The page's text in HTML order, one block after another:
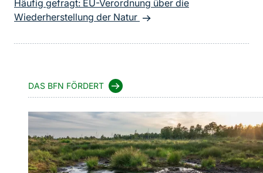
Häufig gefragt: EU-Verordnung über die
Wiederherstellung der Natur
DAS BFN FÖRDERT